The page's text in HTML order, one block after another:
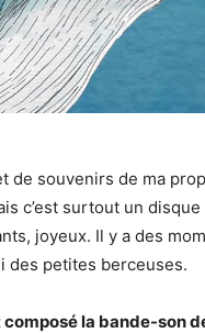
souvenirs de ma
c’est surtout un
joyeux. Il y a des
des petites berceuses.
la bande-son